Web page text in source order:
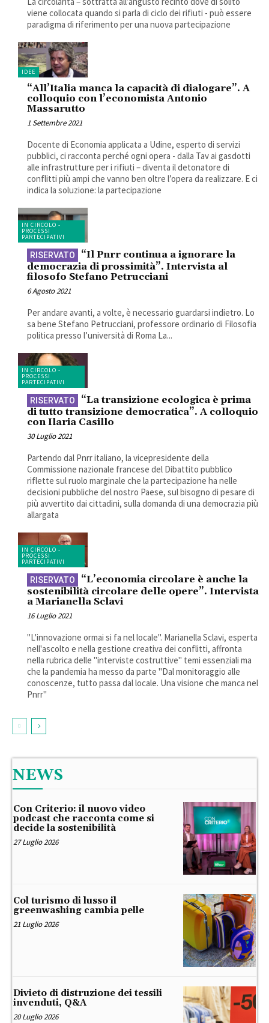
viene collocata quando si parla di ciclo dei rifiuti - può essere
paradigma di riferimento per una nuova partecipazione
IDEE
“All’Italia manca la capacità di dialogare”. A
colloquio con l’economista Antonio
Massarutto
1 Settembre 2021
Docente di Economia applicata a Udine, esperto di servizi
pubblici, ci racconta perché ogni opera - dalla Tav ai gasdotti
alle infrastrutture per i rifiuti – diventa il detonatore di
conflitti più ampi che vanno ben oltre l’opera da realizzare. E ci
indica la soluzione: la partecipazione
IN CIRCOLO -
PROCESSI
PARTECIPATIVI
“Il Pnrr continua a ignorare la
democrazia di prossimità”. Intervista al
filosofo Stefano Petrucciani
6 Agosto 2021
Per andare avanti, a volte, è necessario guardarsi indietro. Lo
sa bene Stefano Petrucciani, professore ordinario di Filosofia
politica presso l’università di Roma La...
IN CIRCOLO -
PROCESSI
PARTECIPATIVI
“La transizione ecologica è prima
di tutto transizione democratica”. A colloquio
con Ilaria Casillo
30 Luglio 2021
Partendo dal Pnrr italiano, la vicepresidente della
Commissione nazionale francese del Dibattito pubblico
riflette sul ruolo marginale che la partecipazione ha nelle
decisioni pubbliche del nostro Paese, sul bisogno di pesare di
più avvertito dai cittadini, sulla domanda di una democrazia più
allargata
IN CIRCOLO -
PROCESSI
PARTECIPATIVI
“L’economia circolare è anche la
sostenibilità circolare delle opere”. Intervista
a Marianella Sclavi
16 Luglio 2021
"L'innovazione ormai si fa nel locale". Marianella Sclavi, esperta
nell'ascolto e nella gestione creativa dei conflitti, affronta
nella rubrica delle "interviste costruttive" temi essenziali ma
che la pandemia ha messo da parte "Dal monitoraggio alle
conoscenze, tutto passa dal locale. Una visione che manca nel
Pnrr"
NEWS
Con Criterio: il nuovo video
podcast che racconta come si
decide la sostenibilità
27 Luglio 2026
Col turismo di lusso il
greenwashing cambia pelle
21 Luglio 2026
Divieto di distruzione dei tessili
invenduti, Q&A
20 Luglio 2026